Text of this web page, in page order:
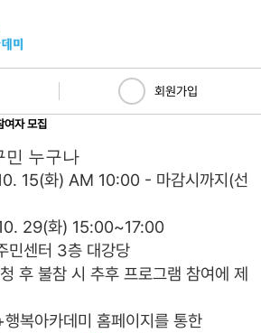
회원가입
자 모집
누구나
15(화) AM 10:00 - 마감시까지(선
29(화) 15:00~17:00
민센터 3층 대강당
후 불참 시 추후 프로그램 참여에 제
복아카데미 홈페이지를 통한